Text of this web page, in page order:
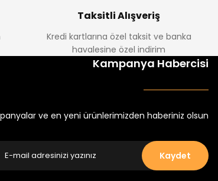
%13
Amine
Belis Kız Çocuk Takım
Taksitli Alışveriş
Kredi kartlarına özel taksit ve banka
havalesine özel indirim
Kampanya Habercisi
ve en yeni ürünlerimizden haberiniz olsun
Kaydet